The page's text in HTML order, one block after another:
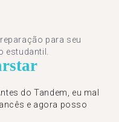
para seu
estudantil.
star
do Tandem, eu mal
e agora posso